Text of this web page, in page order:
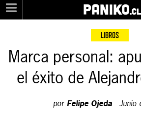
PANIKO.cl
LIBROS
Marca personal:
el éxito de
por Felipe Ojeda· Junio